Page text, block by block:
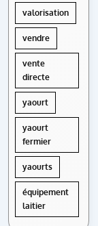
valorisation
vendre
vente
directe
yaourt
yaourt
fermier
yaourts
équipement
laitier